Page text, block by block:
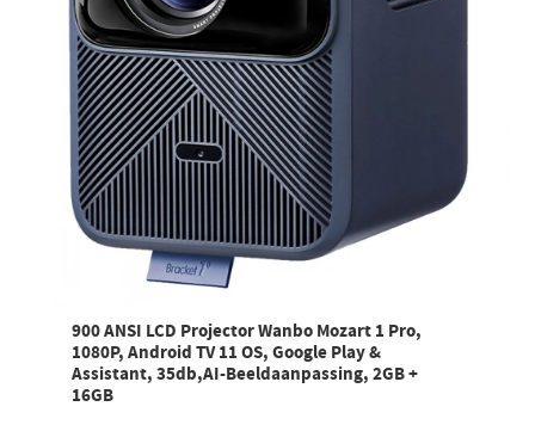
900 ANSI LCD Projector Wanbo Mozart 1 Pro,
1080P, Android TV 11 OS, Google Play &
Assistant, 35db,AI-Beeldaanpassing, 2GB +
16GB